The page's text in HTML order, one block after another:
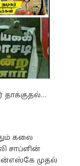
தாக்குதல்…
கலை
சாப்ளின்
முதல்